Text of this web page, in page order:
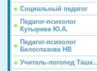
Социальный педагог
Педагог-психолог
Кутырева Ю.А.
Педагог-психолог
Белоглазова НВ
Учитель-логопед